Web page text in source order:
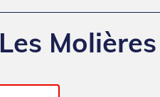
Molières